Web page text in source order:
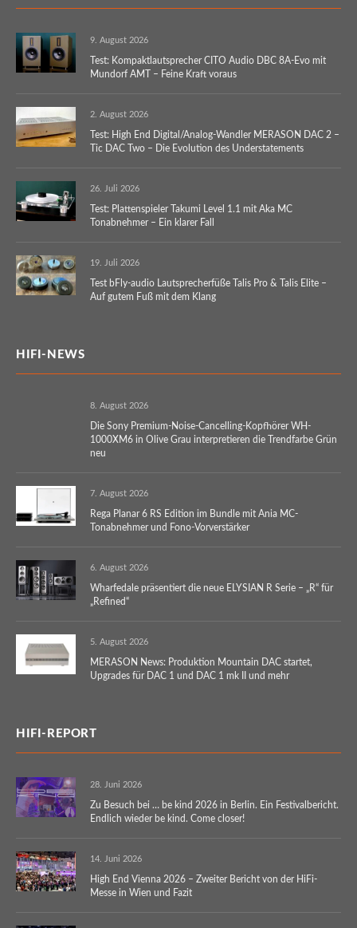
9. August 2026
Test: Kompaktlautsprecher CITO Audio DBC 8A-Evo mit
Mundorf AMT – Feine Kraft voraus
2. August 2026
Test: High End Digital/Analog-Wandler MERASON DAC 2 –
Tic DAC Two – Die Evolution des Understatements
26. Juli 2026
Test: Plattenspieler Takumi Level 1.1 mit Aka MC
Tonabnehmer – Ein klarer Fall
19. Juli 2026
Test bFly-audio Lautsprecherfüße Talis Pro & Talis Elite –
Auf gutem Fuß mit dem Klang
HIFI-NEWS
8. August 2026
Die Sony Premium-Noise-Cancelling-Kopfhörer WH-
1000XM6 in Olive Grau interpretieren die Trendfarbe Grün
neu
7. August 2026
Rega Planar 6 RS Edition im Bundle mit Ania MC-
Tonabnehmer und Fono-Vorverstärker
6. August 2026
Wharfedale präsentiert die neue ELYSIAN R Serie – „R“ für
„Refined“
5. August 2026
MERASON News: Produktion Mountain DAC startet,
Upgrades für DAC 1 und DAC 1 mk II und mehr
HIFI-REPORT
28. Juni 2026
Zu Besuch bei … be kind 2026 in Berlin. Ein Festivalbericht.
Endlich wieder be kind. Come closer!
14. Juni 2026
High End Vienna 2026 – Zweiter Bericht von der HiFi-
Messe in Wien und Fazit